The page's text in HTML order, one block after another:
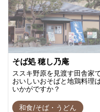
そば処 穂し乃庵
ススキ野原を見渡す田舎家
おいしいおそばと地鶏料理
いかがですか？
和食/そば・うどん